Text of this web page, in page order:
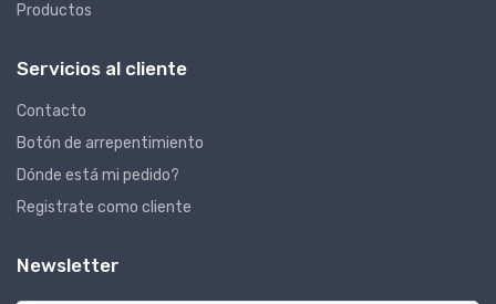
Productos
Servicios al cliente
Contacto
Botón de arrepentimiento
Dónde está mi pedido?
Registrate como cliente
Newsletter